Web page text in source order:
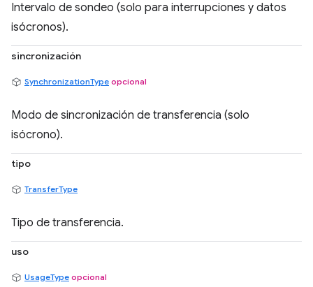
Intervalo de sondeo (solo para interrupciones y datos
isócronos).
sincronización
SynchronizationType opcional
Modo de sincronización de transferencia (solo
isócrono).
tipo
TransferType
Tipo de transferencia.
uso
UsageType opcional